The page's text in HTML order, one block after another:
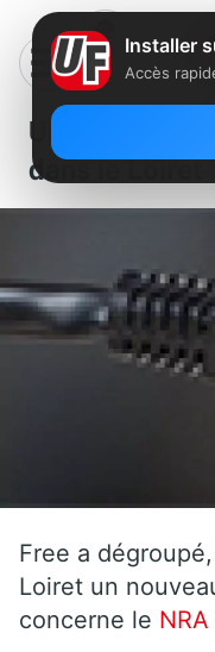
Un nouveau
dans le Loiret
Free a
Loiret un
concerne le NRA
Installer
Accès